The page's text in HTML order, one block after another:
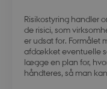
Risikostyring handler
de risici, som
er udsat for. Formålet
afdækket eventuelle
lægge en plan for,
håndteres, så man